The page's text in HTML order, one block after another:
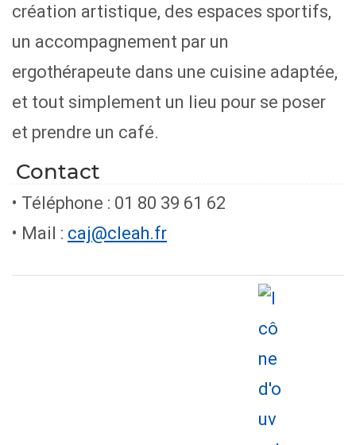
création artistique, des espaces sportifs,
un accompagnement par un
ergothérapeute dans une cuisine adaptée,
et tout simplement un lieu pour se poser
et prendre un café.
Contact
• Téléphone : 01 80 39 61 62
• Mail : caj@cleah.fr